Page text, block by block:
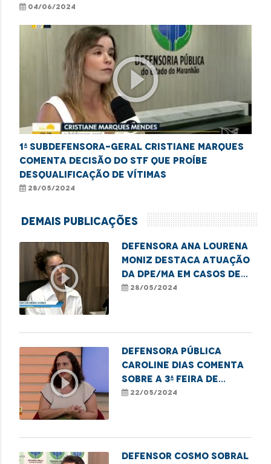
04/06/2024
play_circle_outline
1ª Subdefensora-geral Cristiane Marques
comenta decisão do STF que proíbe
desqualificação de vítimas
28/05/2024
Demais Publicações
play_circle_outline
Defensora Ana Lourena
Moniz destaca atuação
da DPE/MA em casos de
adoção
28/05/2024
play_circle_outline
Defensora pública
Caroline Dias comenta
sobre a 3ª Feira de
Empreendedorismo
22/05/2024
Defensor Cosmo Sobral